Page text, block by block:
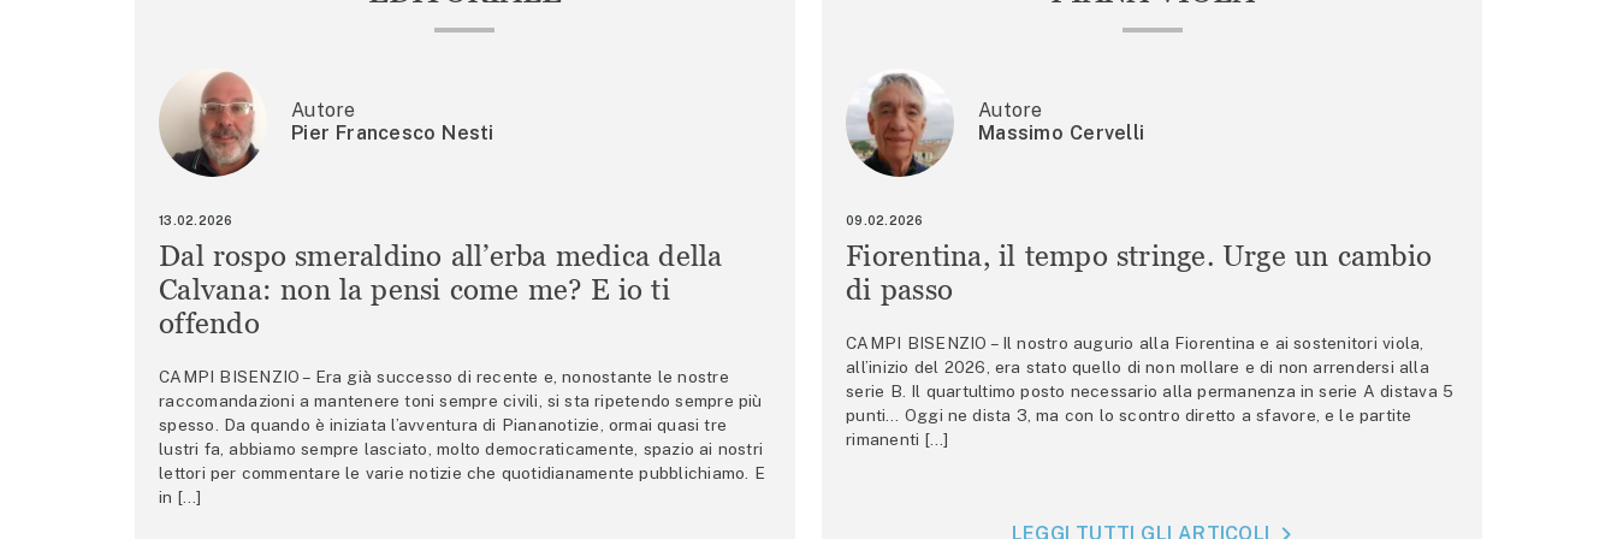
Autore
Pier Francesco Nesti
13.02.2026
Dal rospo smeraldino all’erba medica della
Calvana: non la pensi come me? E io ti
offendo
CAMPI BISENZIO – Era già successo di recente e, nonostante le nostre
raccomandazioni a mantenere toni sempre civili, si sta ripetendo sempre più
spesso. Da quando è iniziata l’avventura di Piananotizie, ormai quasi tre
lustri fa, abbiamo sempre lasciato, molto democraticamente, spazio ai nostri
lettori per commentare le varie notizie che quotidianamente pubblichiamo. E
in […]
Autore
Massimo Cervelli
09.02.2026
Fiorentina, il tempo stringe. Urge un cambio
di passo
CAMPI BISENZIO – Il nostro augurio alla Fiorentina e ai sostenitori viola,
all’inizio del 2026, era stato quello di non mollare e di non arrendersi alla
serie B. Il quartultimo posto necessario alla permanenza in serie A distava 5
punti… Oggi ne dista 3, ma con lo scontro diretto a sfavore, e le partite
rimanenti […]
LEGGI TUTTI GLI ARTICOLI